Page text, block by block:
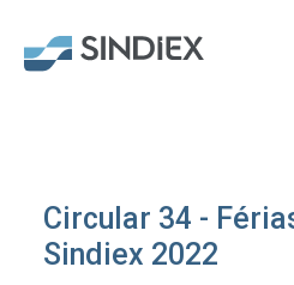
Circular 34 -
Sindiex 2022